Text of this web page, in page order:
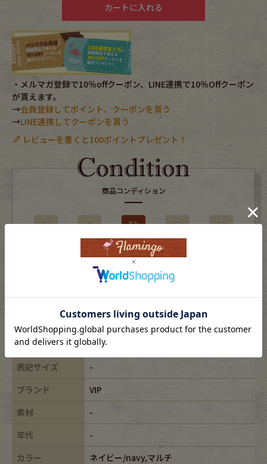
Bag
Accessory
Belt antique goods
Keyring vintage bicycle
FAFATT
カートに入れる
・メルマガ登録で10％offクーポン、LINE連携で10％Offクーポン
が貰えます。
→会員登録してポイント、クーポンを貰う
→LINE連携してクーポンを貰う
レビューを書くと100ポイントプレゼント！
商品コンディション
S A B C D
使用感はあるがダメージの少ない商品
※USEDですので使用感などございますが、まだまだご愛用していただけます。
古着という事をご理解の上ご注文よろしくお願いします。
表記サイズ
-
ブランド
VIP
素材
-
年代
-
カラー
ネイビー/navy,マルチ